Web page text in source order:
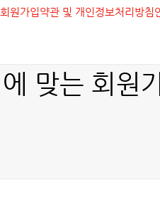
회원가입약관 및 개인정보처리방